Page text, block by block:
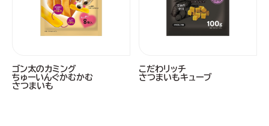
ゴン太のカミング
ちゅーいんぐかむかむ
さつまいも
こだわリッチ
さつまいもキューブ